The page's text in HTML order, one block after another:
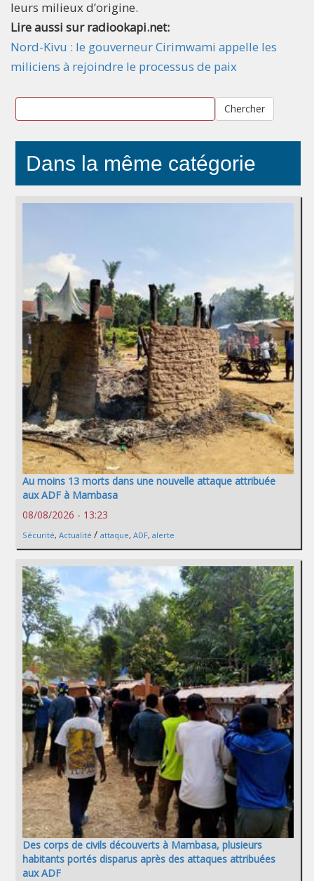
leurs milieux d’origine.
Lire aussi sur radiookapi.net:
Nord-Kivu : le gouverneur Cirimwami appelle les
miliciens à rejoindre le processus de paix
Chercher
Dans la même catégorie
Au moins 13 morts dans une nouvelle attaque attribuée
aux ADF à Mambasa
08/08/2026 - 13:23
Sécurité, Actualité / attaque, ADF, alerte
Des corps de civils découverts à Mambasa, plusieurs
habitants portés disparus après des attaques attribuées
aux ADF